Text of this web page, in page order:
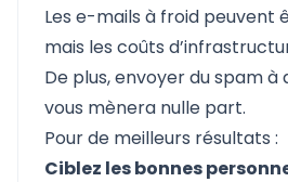
Les e-mails à froid peuvent
mais les coûts
De plus, envoyer du spam à
vous mènera nulle part.
Pour de meilleurs résultats :
Ciblez les bonnes